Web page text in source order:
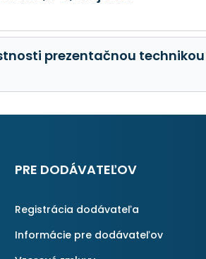
prezentačnou technikou
PRE DODÁVATEĽOV
Registrácia dodávateľa
Informácie pre dodávateľov